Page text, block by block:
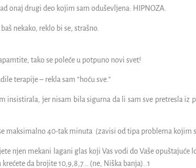
onaj drugi deo kojim sam oduševljena: HIPNOZA.
nekako, reklo bi se, strašno.
tako se poleće u potpuno novi svet!
terapije – rekla sam “hoću sve.”
insistirala, jer nisam bila sigurna da li sam sve pretresla iz
maksimalno 40-tak minuta (zavisi od tipa problema kojim
njen mekani lagani glas koji Vas vodi do Vaše opuštajuće
da brojite 10,9,8,7… (ne, Niška banja)..1